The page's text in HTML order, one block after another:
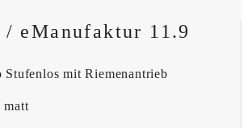
eManufaktur 11.9
mit Riemenantrieb
matt